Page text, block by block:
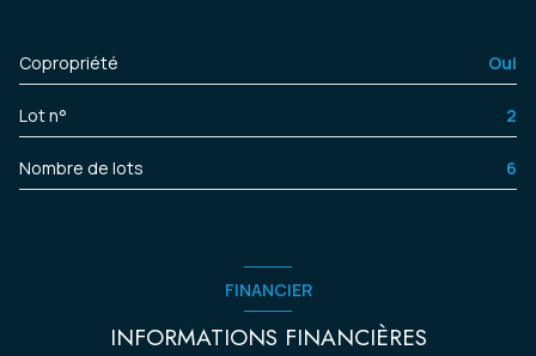
chambre
12.30 m²
Copropriété Oui
Lot n° 2
Nombre de lots 6
FINANCIER
INFORMATIONS FINANCIÈRES